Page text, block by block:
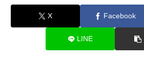
X Facebook
LINE